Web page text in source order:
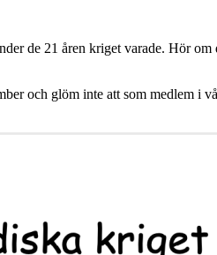
de 21 åren kriget varade. Hör om
och glöm inte att som medlem i